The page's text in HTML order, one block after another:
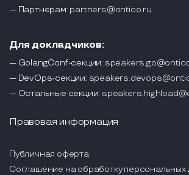
— Партнерам: partners@ontico.ru
Для докладчиков:
— GolangConf-секции:
— DevOps-секции:
— Остальные секции:
Правовая информация
Публичная оферта
Соглашение на обработку персональных